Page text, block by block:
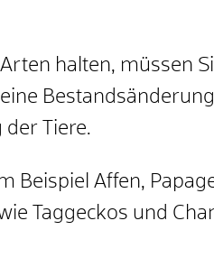
halten, müssen
Tiere.
Beispiel Affen,
Taggeckos und